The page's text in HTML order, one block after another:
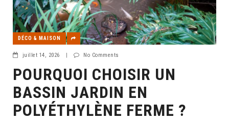
DÉCO & MAISON
juillet 14, 2026 No Comments
POURQUOI CHOISIR UN
BASSIN JARDIN EN
POLYÉTHYLÈNE FERME ?